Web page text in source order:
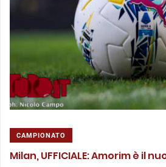
CAMPIONATO
Milan, UFFICIALE: Amorim è il